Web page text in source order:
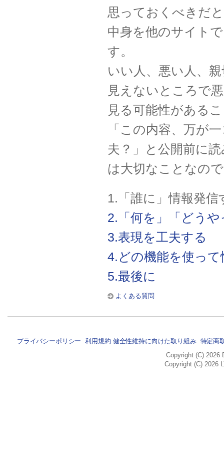
思っておくべきだ
中身を他のサイト
す。
いい人、悪い人、
見えないところで
見る可能性がある
「この内容、万が
夫？」と公開前に
は大切なことなの
1.「誰に」情報発信
2.「何を」「どう
3.表現を工夫する
4.どの機能を使っ
5.最後に
よくある質問
プライバシーポリシー 利用規約 健全性維持に向けた取り組み 特定商
Copyright (C) 2026
Copyright (C) 2026